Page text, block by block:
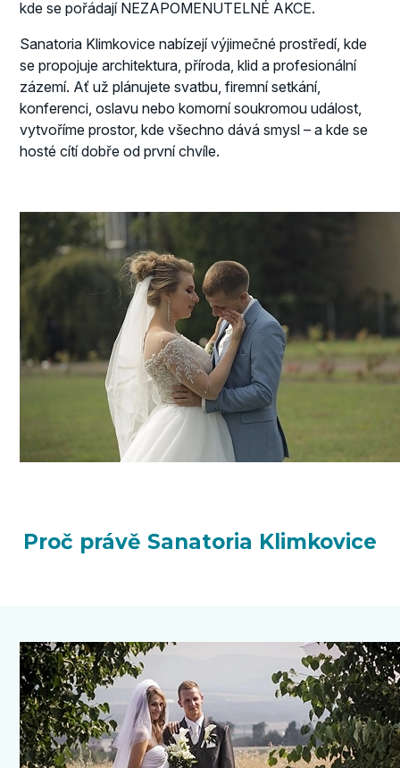
kde se pořádají NEZAPOMENUTELNÉ AKCE.
Sanatoria Klimkovice nabízejí výjimečné prostředí, kde
se propojuje architektura, příroda, klid a profesionální
zázemí. Ať už plánujete svatbu, firemní setkání,
konferenci, oslavu nebo komorní soukromou událost,
vytvoříme prostor, kde všechno dává smysl – a kde se
hosté cítí dobře od první chvíle.
Proč právě Sanatoria Klimkovice